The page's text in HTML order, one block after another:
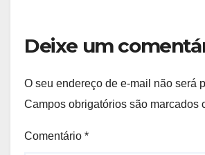
Deixe um
O seu endereço de e-mail não será
Campos obrigatórios são marcados
Comentário *